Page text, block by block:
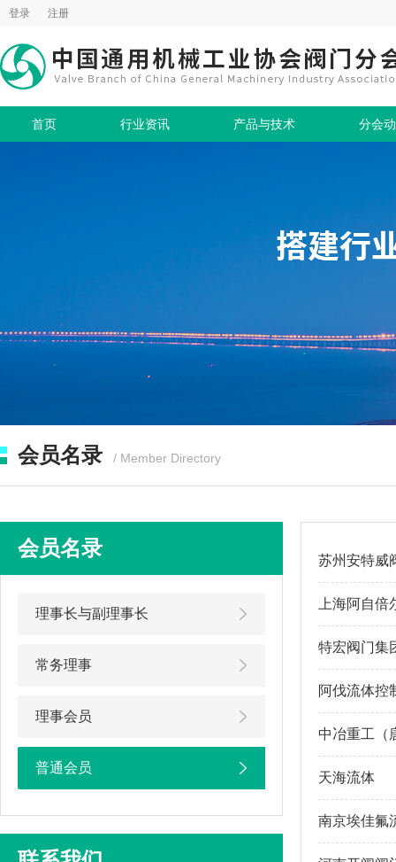
登录 注册
首页 行业资讯 产品与技术 分会
会员名录 / Member Directory
会员名录
理事长与副理事长
常务理事
理事会员
普通会员
苏州安特威
上海阿自
特宏阀门集
阿伐流体控
中冶重工（
天海流体
南京埃佳氟